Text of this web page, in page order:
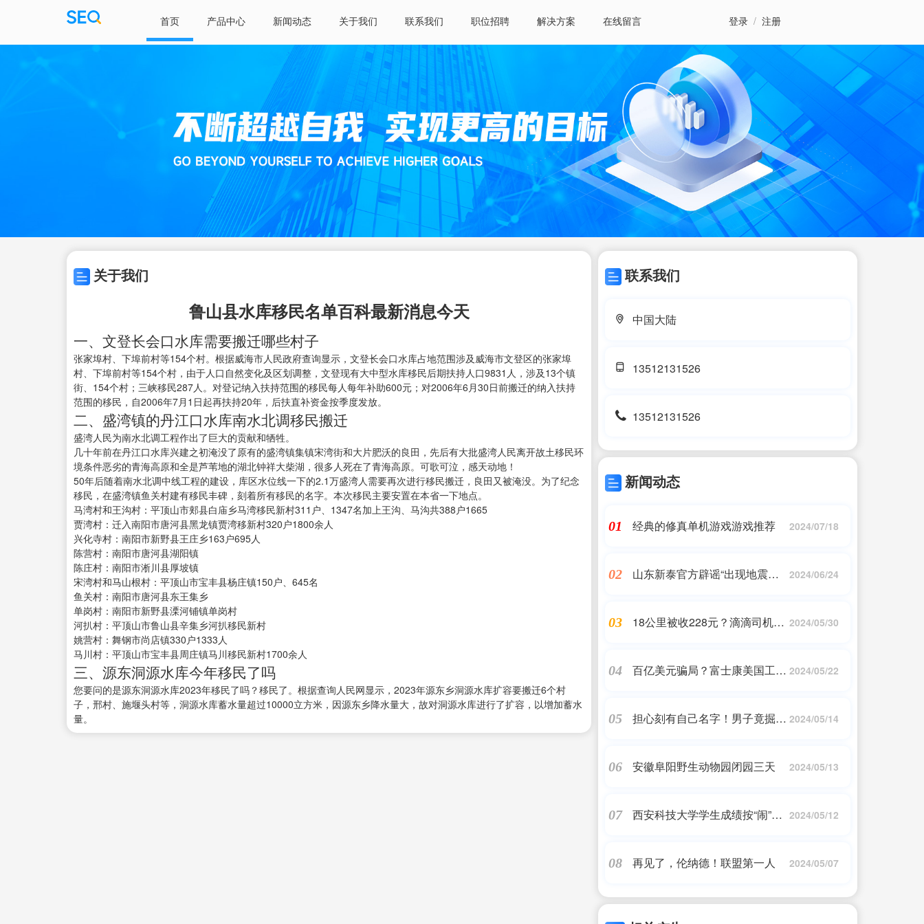
首页 产品中心 新闻动态 关于我们 联系我们 职位招聘 解决方案 在线留言 登录 / 注册
关于我们
鲁山县水库移民名单百科最新消息今天
一、文登长会口水库需要搬迁哪些村子
张家埠村、下埠前村等154个村。根据威海市人民政府查询显示，文登长会口水库占地范围涉及威海市文登区的张家埠
村、下埠前村等154个村，由于人口自然变化及区划调整，文登现有大中型水库移民后期扶持人口9831人，涉及13个镇
街、154个村；三峡移民287人。对登记纳入扶持范围的移民每人每年补助600元；对2006年6月30日前搬迁的纳入扶持
范围的移民，自2006年7月1日起再扶持20年，后扶直补资金按季度发放。
二、盛湾镇的丹江口水库南水北调移民搬迁
盛湾人民为南水北调工程作出了巨大的贡献和牺牲。
几十年前在丹江口水库兴建之初淹没了原有的盛湾镇集镇宋湾街和大片肥沃的良田，先后有大批盛湾人民离开故土移民环
境条件恶劣的青海高原和全是芦苇地的湖北钟祥大柴湖，很多人死在了青海高原。可歌可泣，感天动地！
50年后随着南水北调中线工程的建设，库区水位线一下的2.1万盛湾人需要再次进行移民搬迁，良田又被淹没。为了纪念
移民，在盛湾镇鱼关村建有移民丰碑，刻着所有移民的名字。本次移民主要安置在本省一下地点。
马湾村和王沟村：平顶山市郏县白庙乡马湾移民新村311户、1347名加上王沟、马沟共388户1665
贾湾村：迁入南阳市唐河县黑龙镇贾湾移新村320户1800余人
兴化寺村：南阳市新野县王庄乡163户695人
陈营村：南阳市唐河县湖阳镇
陈庄村：南阳市淅川县厚坡镇
宋湾村和马山根村：平顶山市宝丰县杨庄镇150户、645名
鱼关村：南阳市唐河县东王集乡
单岗村：南阳市新野县溧河铺镇单岗村
河扒村：平顶山市鲁山县辛集乡河扒移民新村
姚营村：舞钢市尚店镇330户1333人
马川村：平顶山市宝丰县周庄镇马川移民新村1700余人
三、源东洞源水库今年移民了吗
您要问的是源东洞源水库2023年移民了吗？移民了。根据查询人民网显示，2023年源东乡洞源水库扩容要搬迁6个村
子，邢村、施堰头村等，洞源水库蓄水量超过10000立方米，因源东乡降水量大，故对洞源水库进行了扩容，以增加蓄水
量。
联系我们
中国大陆
13512131526
13512131526
新闻动态
01 经典的修真单机游戏游戏推荐 2024/07/18
02
山东新泰官方辟谣“出现地震前
2024/06/24
03
18公里被收228元？滴滴司机私 2024/05/30
04
百亿美元骗局？富士康美国工厂 2024/05/22
05
担心刻有自己名字！男子竟掘开 2024/05/14
06 安徽阜阳野生动物园闭园三天 2024/05/13
07
西安科技大学学生成绩按“闹”修 2024/05/12
08 再见了，伦纳德！联盟第一人 2024/05/07